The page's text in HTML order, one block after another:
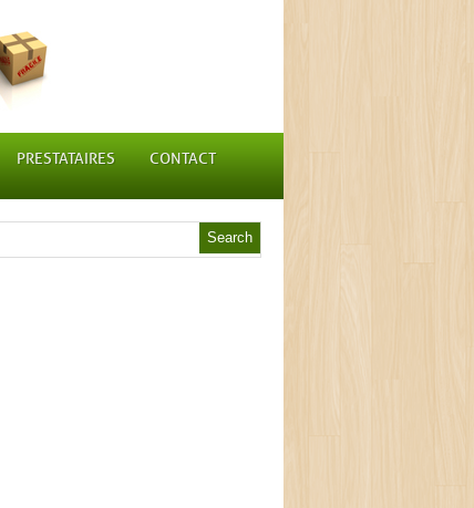
PRESTATAIRES CONTACT